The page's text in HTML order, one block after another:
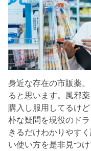
身近な存在の市販薬
ると思います。風邪
購入し服用してるけ
朴な疑問を現役のド
きるだけわかりやす
い使い方を是非見つけ